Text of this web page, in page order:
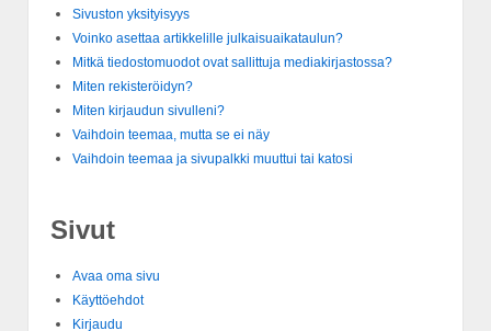
Sivuston yksityisyys
Voinko asettaa artikkelille julkaisuaikataulun?
Mitkä tiedostomuodot ovat sallittuja mediakirjastossa?
Miten rekisteröidyn?
Miten kirjaudun sivulleni?
Vaihdoin teemaa, mutta se ei näy
Vaihdoin teemaa ja sivupalkki muuttui tai katosi
Sivut
Avaa oma sivu
Käyttöehdot
Kirjaudu